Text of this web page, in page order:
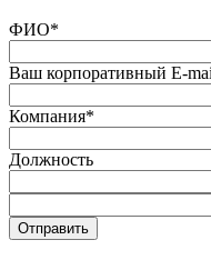
ФИО*
Ваш корпоративный E-
Компания*
Должность
Отправить